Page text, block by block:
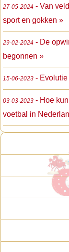
27-05-2024 - Van
sport en gokken »
29-02-2024 - De
begonnen »
15-06-2023 -
03-03-2023 - Hoe
voetbal in